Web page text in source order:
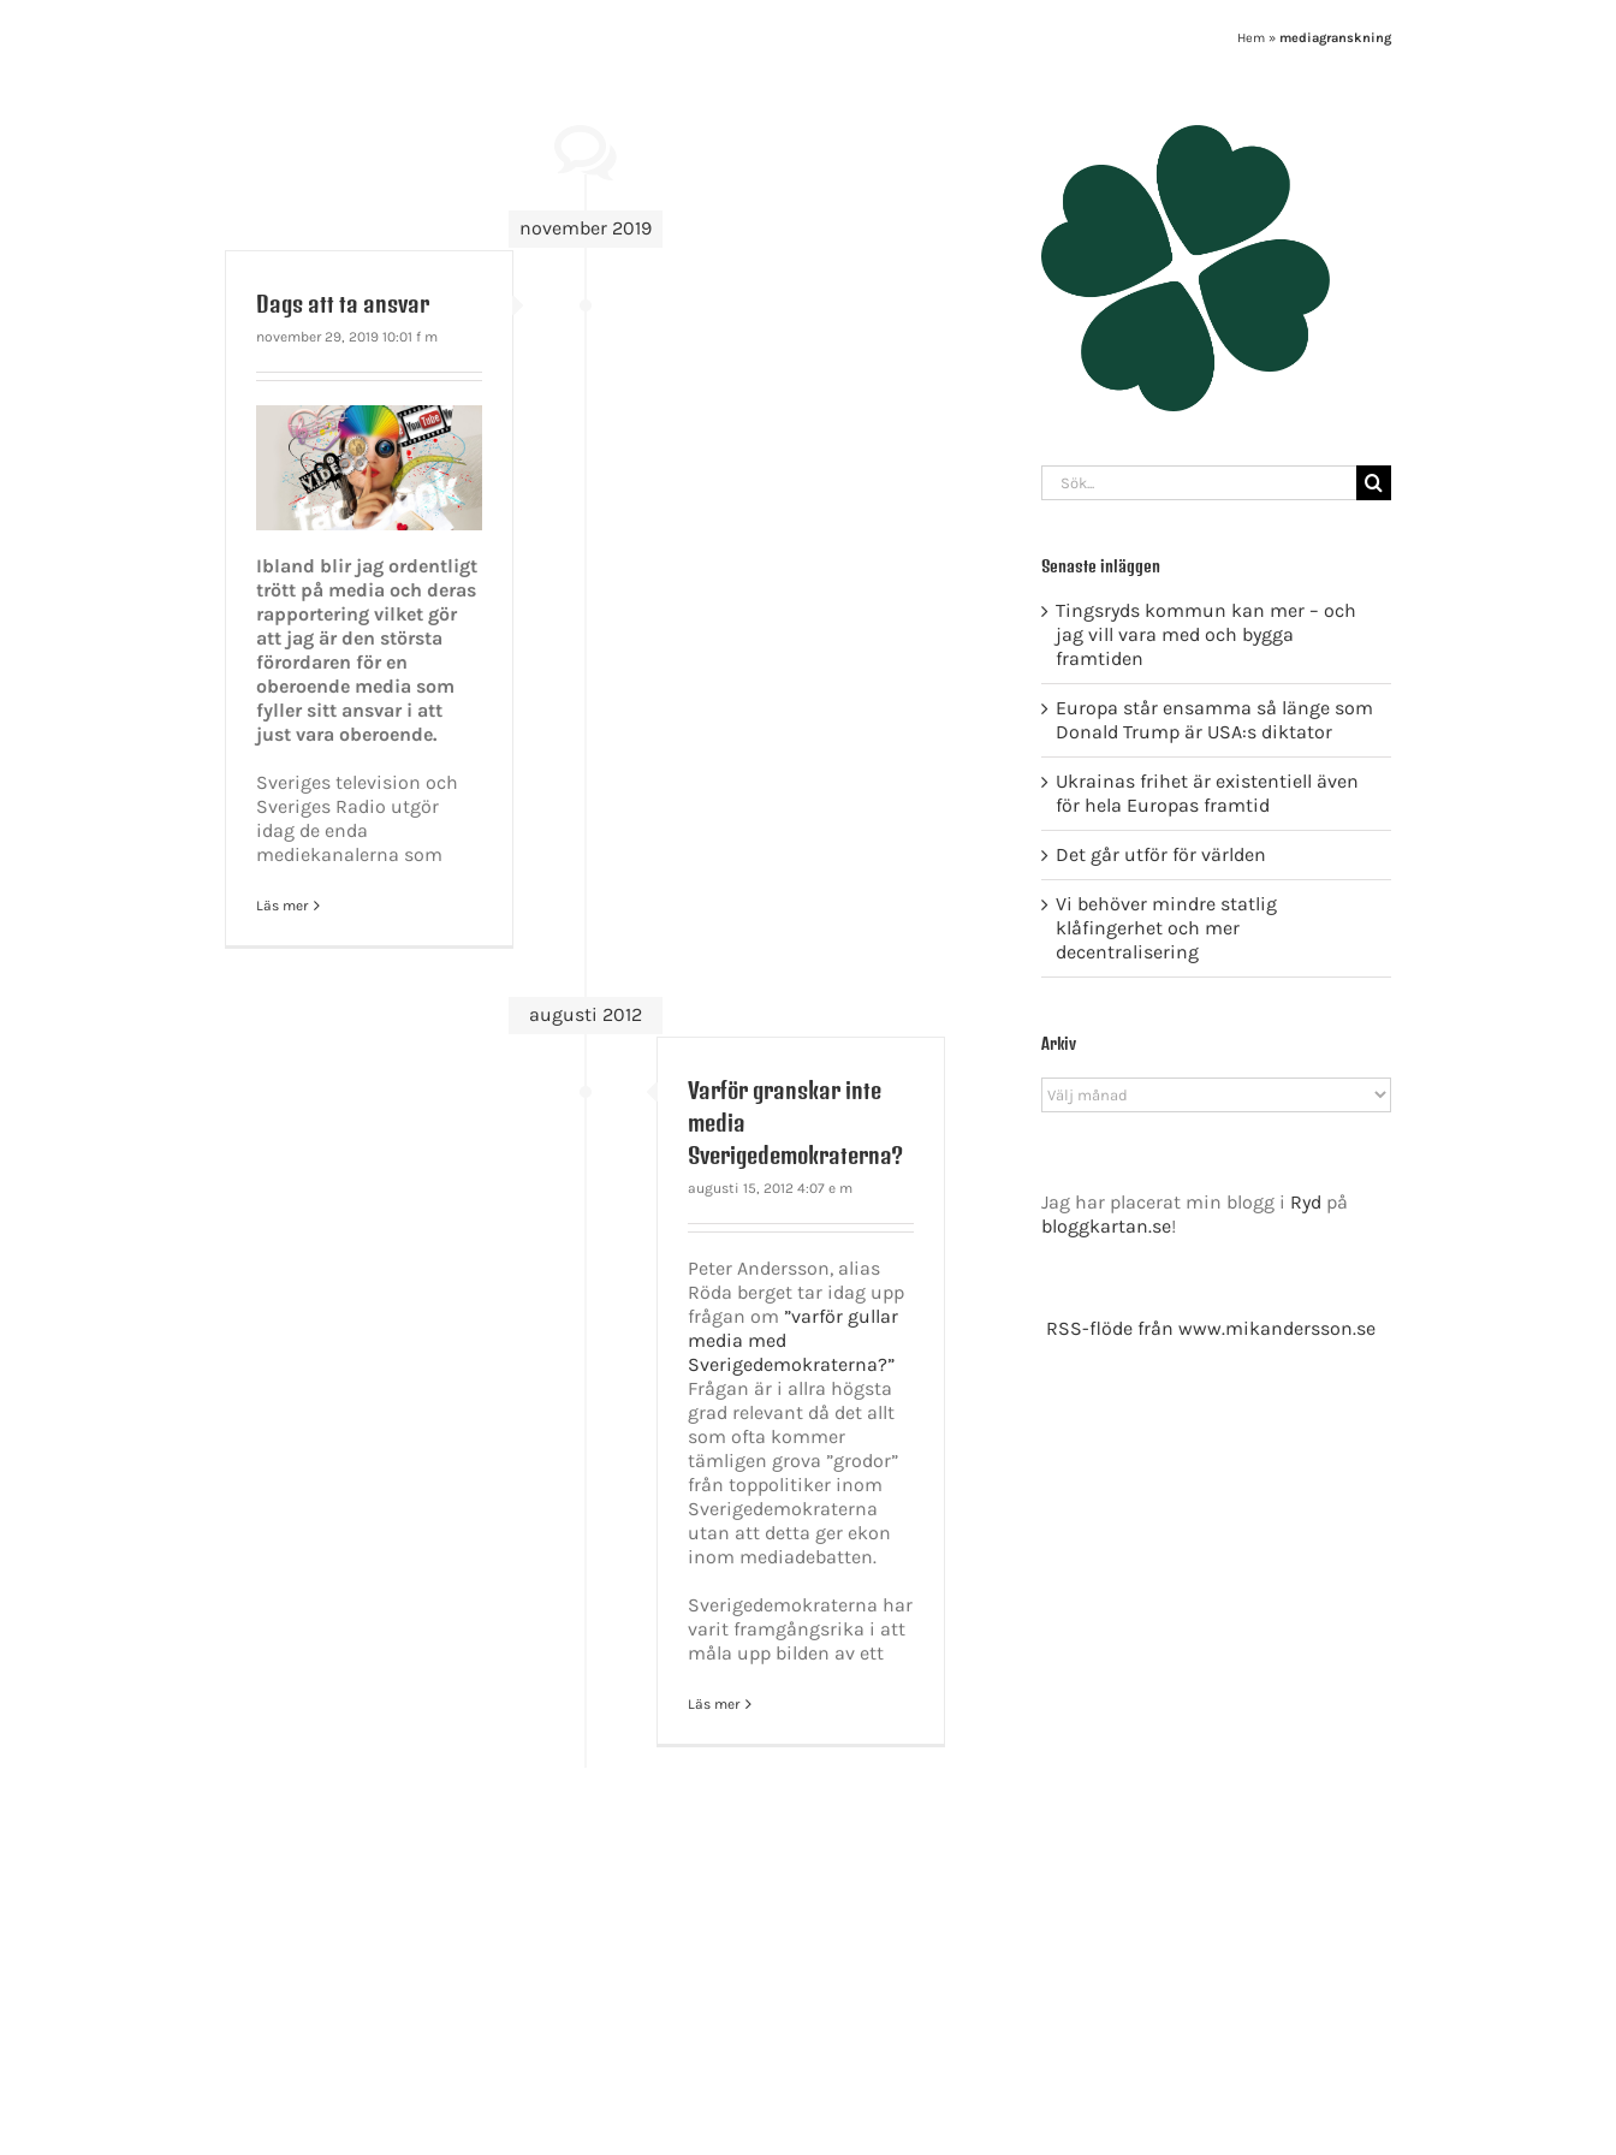
Hem » mediagranskning
november 2019
Dags att ta ansvar
november 29, 2019 10:01 f m
Ibland blir jag ordentligt
trött på media och deras
rapportering vilket gör
att jag är den största
förordaren för en
oberoende media som
fyller sitt ansvar i att
just vara oberoende.
Sveriges television och
Sveriges Radio utgör
idag de enda
mediekanalerna som
Läs mer
augusti 2012
Varför granskar inte
media
Sverigedemokraterna?
augusti 15, 2012 4:07 e m
Peter Andersson, alias
Röda berget tar idag upp
frågan om ”varför gullar
media med
Sverigedemokraterna?”
Frågan är i allra högsta
grad relevant då det allt
som ofta kommer
tämligen grova ”grodor”
från toppolitiker inom
Sverigedemokraterna
utan att detta ger ekon
inom mediadebatten.
Sverigedemokraterna har
varit framgångsrika i att
måla upp bilden av ett
Läs mer
Sök
efter:
Senaste inläggen
Tingsryds kommun kan mer – och
jag vill vara med och bygga
framtiden
Europa står ensamma så länge som
Donald Trump är USA:s diktator
Ukrainas frihet är existentiell även
för hela Europas framtid
Det går utför för världen
Vi behöver mindre statlig
klåfingerhet och mer
decentralisering
Arkiv
Arkiv
Jag har placerat min blogg i Ryd på
bloggkartan.se!
RSS-flöde från www.mikandersson.se
GET SOCIAL